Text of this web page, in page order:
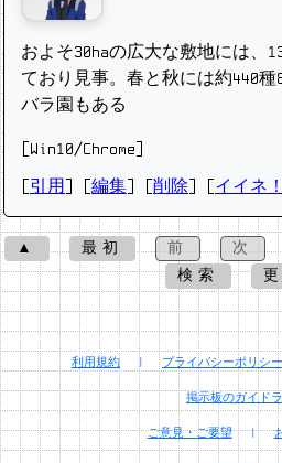
およそ30haの広大な敷地には、
ており見事。春と秋には約440種
バラ園もある
[Win10/Chrome]
引用 編集 削除 イイネ
▲ 最初 前 次
検索
利用規約 | プライバシーポリシー
掲示板のガイド
ご意見・ご要望 |